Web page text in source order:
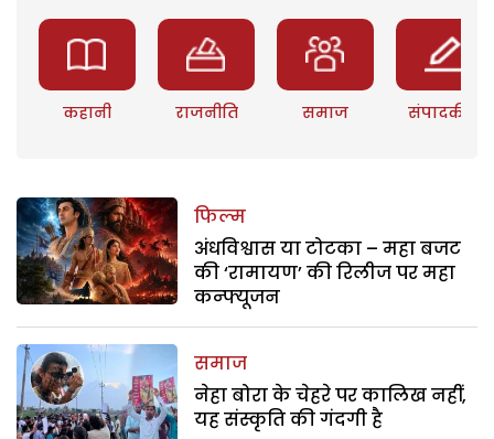
कहानी राजनीति समाज संपादकीय
फिल्म
अंधविश्वास या टोटका – महा बजट
की ‘रामायण’ की रिलीज पर महा
कन्फ्यूजन
समाज
नेहा बोरा के चेहरे पर कालिख नहीं,
यह संस्कृति की गंदगी है